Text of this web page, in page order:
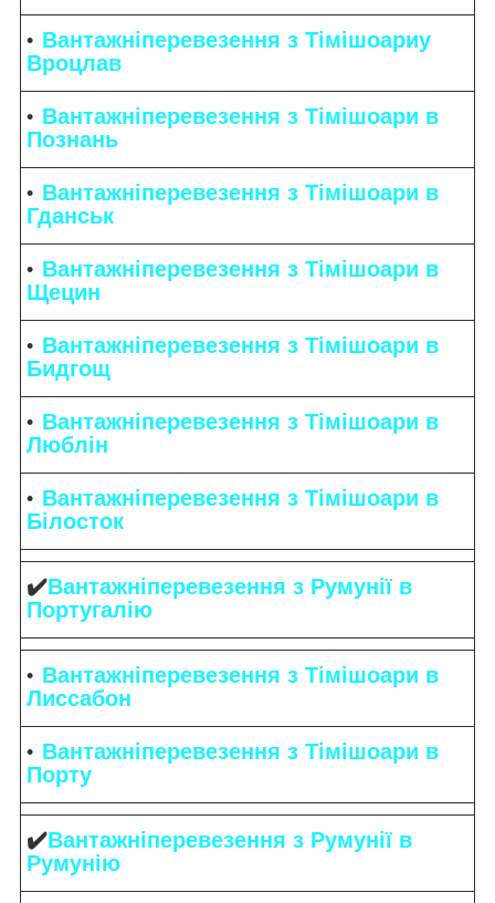
Вантажніперевезення з Тімішоариу
Вроцлав
Вантажніперевезення з Тімішоари в
Познань
Вантажніперевезення з Тімішоари в
Гданськ
Вантажніперевезення з Тімішоари в
Щецин
Вантажніперевезення з Тімішоари в
Бидгощ
Вантажніперевезення з Тімішоари в
Люблін
Вантажніперевезення з Тімішоари в
Білосток
✔️Вантажніперевезення з Румунії в
Португалію
Вантажніперевезення з Тімішоари в
Лиссабон
Вантажніперевезення з Тімішоари в
Порту
✔️Вантажніперевезення з Румунії в
Румунію